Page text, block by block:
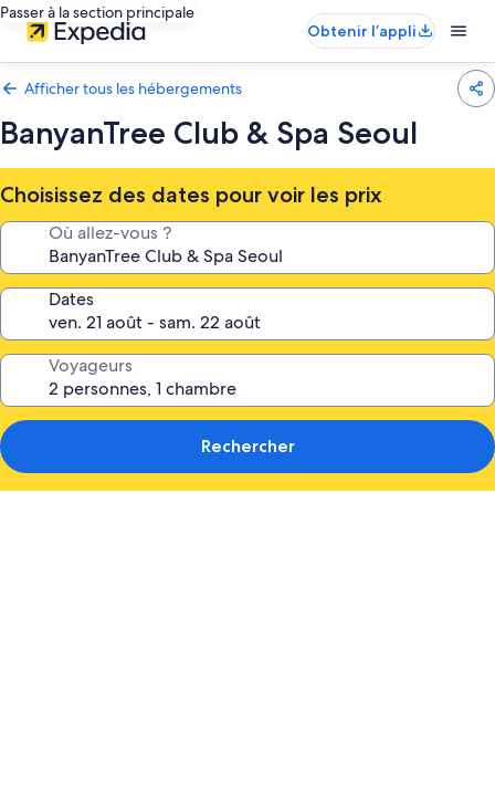
Passer à la section principale
Obtenir l’appli
Afficher tous les hébergements
BanyanTree Club & Spa Seoul
Choisissez des dates pour voir les prix
Où allez-vous ?
Dates
Voyageurs
Rechercher